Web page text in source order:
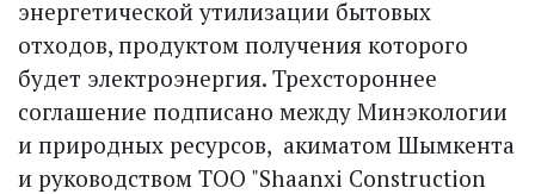
энергетической утилизации бытовых
отходов, продуктом получения которого
будет электроэнергия. Трехстороннее
соглашение подписано между Минэкологии
и природных ресурсов, акиматом Шымкента
и руководством ТОО "Shaanxi Construction